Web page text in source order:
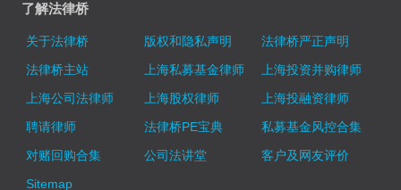
了解法律桥
关于法律桥 版权和隐私声明
法律桥严正声明
法律桥主站
上海私募基金律师
上海投资并购律师
上海公司法律师
上海股权律师
上海投融资律师
聘请律师
法律桥PE宝典
私募基金风控合集
对赌回购合集
公司法讲堂
客户及网友评价
Sitemap